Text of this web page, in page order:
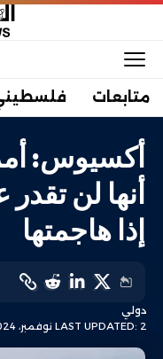
متابعات
أكسيوس:
أنها لن
إذا هاجمتها
LAST UPDATED: 2 نوفمبر، 2024 10:55 م
دولي